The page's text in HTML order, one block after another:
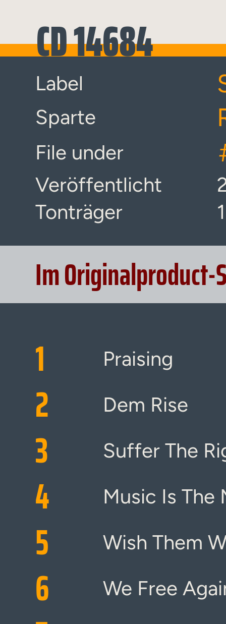
CD 14684
Label
Sparte
File under
Veröffentlicht
Tonträger
Im
1 Praising
2 Dem Rise
3 Suffer The
4 Music Is The
5 Wish Them
6 We Free